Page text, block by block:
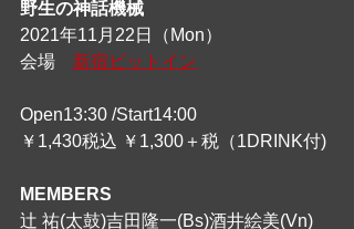
野生の神話機械
2021年11月22日（Mon）
会場 新宿ピットイン
Open13:30 /Start14:00
￥1,430税込 ￥1,300＋税（1DRINK付)
MEMBERS
辻 祐(太鼓)吉田隆一(Bs)酒井絵美(Vn)